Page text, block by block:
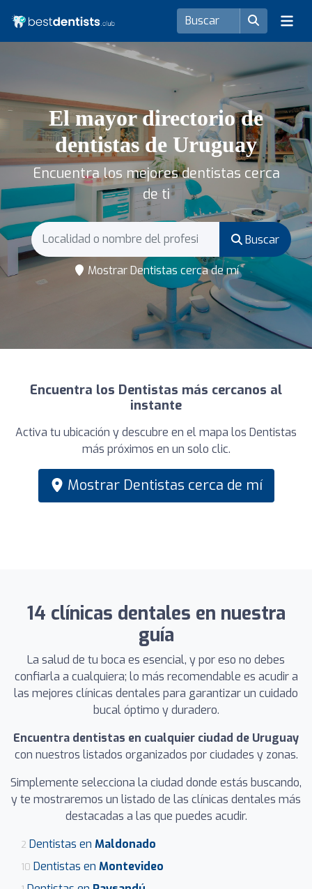
El mayor directorio de
dentistas de Uruguay
Encuentra los mejores dentistas cerca
de ti
Buscar
Mostrar Dentistas cerca de mí
Encuentra los Dentistas más cercanos al
instante
Activa tu ubicación y descubre en el mapa los Dentistas
más próximos en un solo clic.
Mostrar Dentistas cerca de mí
14 clínicas dentales en nuestra
guía
La salud de tu boca es esencial, y por eso no debes
confiarla a cualquiera; lo más recomendable es acudir a
las mejores clínicas dentales para garantizar un cuidado
bucal óptimo y duradero.
Encuentra dentistas en cualquier ciudad de Uruguay
con nuestros listados organizados por ciudades y zonas.
Simplemente selecciona la ciudad donde estás buscando,
y te mostraremos un listado de las clínicas dentales más
destacadas a las que puedes acudir.
2 Dentistas en Maldonado
10 Dentistas en Montevideo